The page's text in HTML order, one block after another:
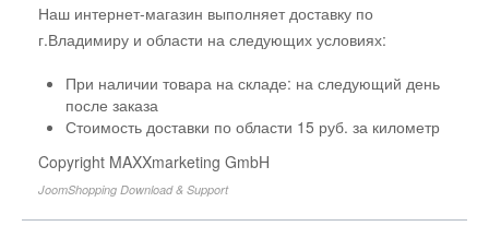
Наш интернет-магазин выполняет доставку по
г.Владимиру и области на следующих условиях:
При наличии товара на складе: на следующий день
после заказа
Стоимость доставки по области 15 руб. за километр
Copyright MAXXmarketing GmbH
JoomShopping Download & Support